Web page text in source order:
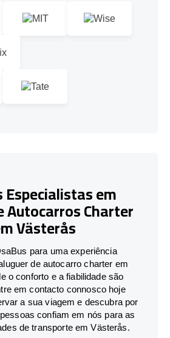
Especialistas em
Autocarros Charter
Västerås
para uma experiência
de autocarro charter em
o conforto e a fiabilidade são
em contacto connosco hoje
a sua viagem e descubra por
confiam em nós para as
de transporte em Västerås.